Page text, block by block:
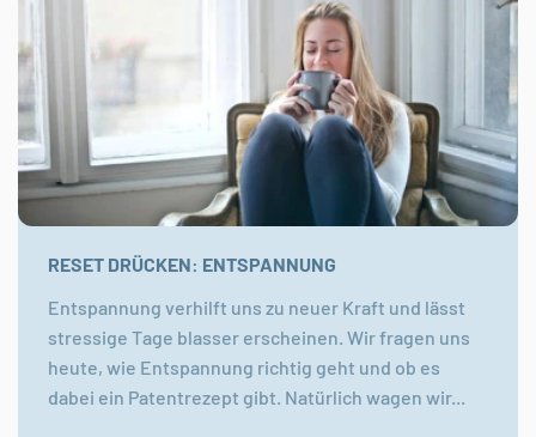
RESET DRÜCKEN: ENTSPANNUNG
Entspannung verhilft uns zu neuer Kraft und lässt
stressige Tage blasser erscheinen. Wir fragen uns
heute, wie Entspannung richtig geht und ob es
dabei ein Patentrezept gibt. Natürlich wagen wir...